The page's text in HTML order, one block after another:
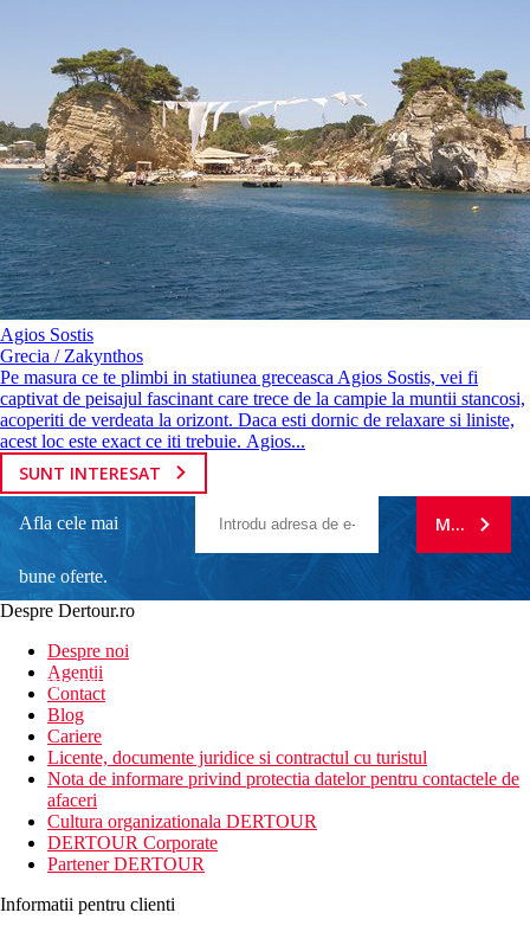
Agios Sostis
Grecia / Zakynthos
Pe masura ce te plimbi in statiunea greceasca Agios Sostis, vei fi
captivat de peisajul fascinant care trece de la campie la muntii stancosi,
acoperiti de verdeata la orizont. Daca esti dornic de relaxare si liniste,
acest loc este exact ce iti trebuie. Agios...
SUNT INTERESAT
Afla cele mai
bune oferte.
newsletter!
MA
Despre Dertour.ro
Despre noi
Agentii
Contact
Blog
Cariere
Licente, documente juridice si contractul cu turistul
Nota de informare privind protectia datelor pentru contactele de
afaceri
Cultura organizationala DERTOUR
DERTOUR Corporate
Partener DERTOUR
Informatii pentru clienti